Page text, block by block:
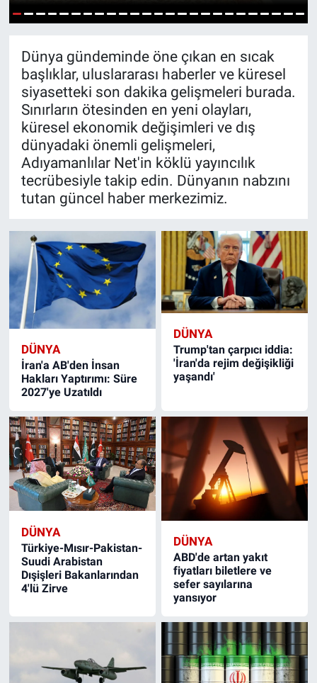
1
Dünya gündeminde öne çıkan en sıcak
başlıklar, uluslararası haberler ve küresel
siyasetteki son dakika gelişmeleri burada.
Sınırların ötesinden en yeni olayları,
küresel ekonomik değişimleri ve dış
dünyadaki önemli gelişmeleri,
Adıyamanlılar Net'in köklü yayıncılık
tecrübesiyle takip edin. Dünyanın nabzını
tutan güncel haber merkezimiz.
DÜNYA
İran'a AB'den İnsan
Hakları Yaptırımı: Süre
2027'ye Uzatıldı
DÜNYA
Trump'tan çarpıcı iddia:
'İran'da rejim değişikliği
yaşandı'
DÜNYA
Türkiye-Mısır-Pakistan-
Suudi Arabistan
Dışişleri Bakanlarından
4'lü Zirve
DÜNYA
ABD'de artan yakıt
fiyatları biletlere ve
sefer sayılarına
yansıyor
Özel Haber
Kültür Sanat
Eğitim
Ekonomi
Yaşam
Çevre
BİLİM VE TEKNOLOJİ
Şambayat Haber